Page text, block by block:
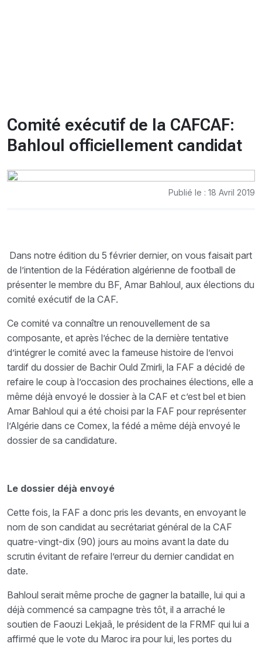
Comité exécutif de la CAFCAF:
Bahloul officiellement candidat
Publié le : 18 Avril 2019
Dans notre édition du 5 février dernier, on vous faisait part
de l’intention de la Fédération algérienne de football de
présenter le membre du BF, Amar Bahloul, aux élections du
comité exécutif de la CAF.
Ce comité va connaître un renouvellement de sa
composante, et après l’échec de la dernière tentative
d’intégrer le comité avec la fameuse histoire de l’envoi
tardif du dossier de Bachir Ould Zmirli, la FAF a décidé de
refaire le coup à l’occasion des prochaines élections, elle a
même déjà envoyé le dossier à la CAF et c’est bel et bien
Amar Bahloul qui a été choisi par la FAF pour représenter
l’Algérie dans ce Comex, la fédé a même déjà envoyé le
dossier de sa candidature.
Le dossier déjà envoyé
Cette fois, la FAF a donc pris les devants, en envoyant le
nom de son candidat au secrétariat général de la CAF
quatre-vingt-dix (90) jours au moins avant la date du
scrutin évitant de refaire l’erreur du dernier candidat en
date.
Bahloul serait même proche de gagner la bataille, lui qui a
déjà commencé sa campagne très tôt, il a arraché le
soutien de Faouzi Lekjaâ, le président de la FRMF qui lui a
affirmé que le vote du Maroc ira pour lui, les portes du